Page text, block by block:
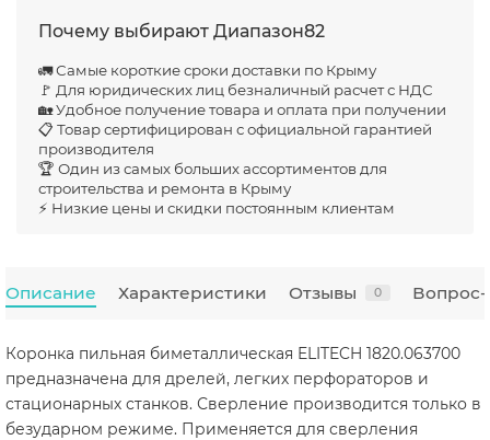
Почему выбирают Диапазон82
🚛 Самые короткие сроки доставки по Крыму
🚩 Для юридических лиц безналичный расчет с НДС
🏡 Удобное получение товара и оплата при получении
📋 Товар сертифицирован с официальной гарантией
производителя
🏆 Один из самых больших ассортиментов для
строительства и ремонта в Крыму
⚡ Низкие цены и скидки постоянным клиентам
Описание Характеристики Отзывы 0 Вопрос-
Коронка пильная биметаллическая ELITECH 1820.063700
предназначена для дрелей, легких перфораторов и
стационарных станков. Сверление производится только в
безударном режиме. Применяется для сверления